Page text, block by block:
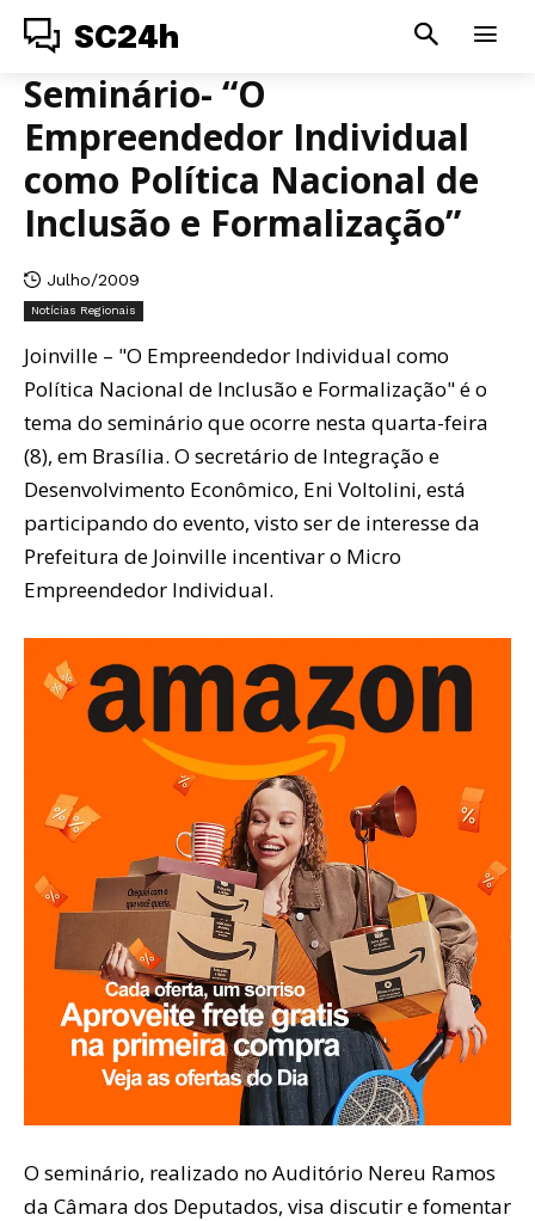
SC24h
Seminário- “O
Empreendedor Individual
como Política Nacional de
Inclusão e Formalização”
Julho/2009
Notícias Regionais
Joinville – "O Empreendedor Individual como
Política Nacional de Inclusão e Formalização" é o
tema do seminário que ocorre nesta quarta-feira
(8), em Brasília. O secretário de Integração e
Desenvolvimento Econômico, Eni Voltolini, está
participando do evento, visto ser de interesse da
Prefeitura de Joinville incentivar o Micro
Empreendedor Individual.
O seminário, realizado no Auditório Nereu Ramos
da Câmara dos Deputados, visa discutir e fomentar